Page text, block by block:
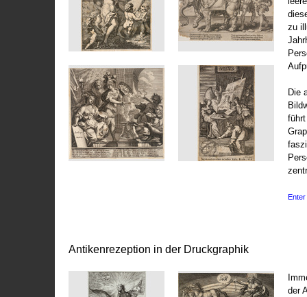
zu
Die
Enter
Antikenrezeption in der Druckgraphik
der